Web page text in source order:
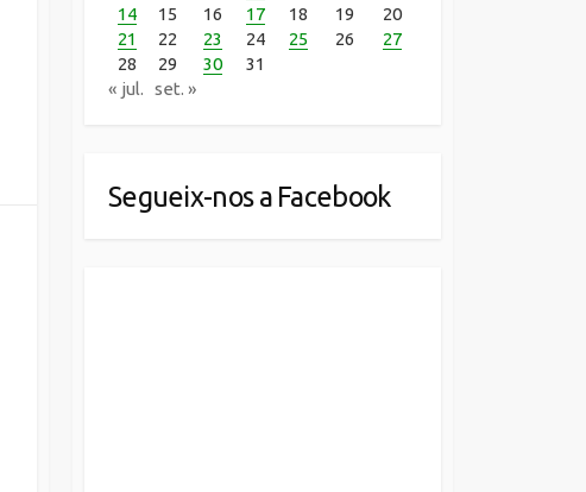
14
15 16 17 18 19
20
21
22 23 24 25 26
27
28
29 30
31
« jul. set. »
Segueix-nos a Facebook